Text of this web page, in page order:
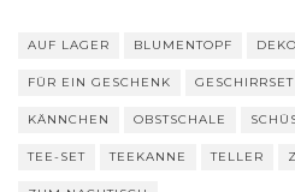
AUF LAGER BLUMENTOPF
FÜR EIN GESCHENK GESCHIRRSET
KÄNNCHEN OBSTSCHALE
TEE-SET TEEKANNE TELLER